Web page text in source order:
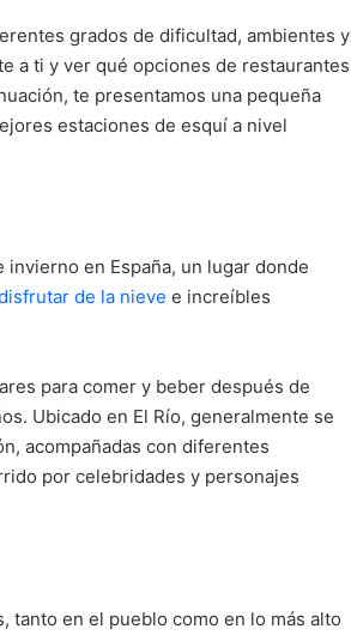
grados de dificultad, ambientes y
a ti y ver qué opciones de restaurantes
te presentamos una pequeña
estaciones de esquí a nivel
en España, un lugar donde
de la nieve e increíbles
para comer y beber después de
Ubicado en El Río, generalmente se
acompañadas con diferentes
por celebridades y personajes
tanto en el pueblo como en lo más alto